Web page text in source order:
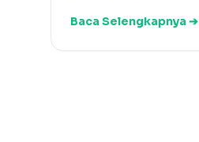
Baca Selengkapnya ➔